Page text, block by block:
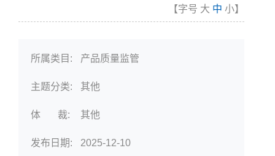
【字号 大 中 小】
所属类目: 产品质量监管
主题分类: 其他
体 裁: 其他
发布日期: 2025-12-10